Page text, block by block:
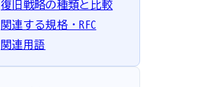
復旧戦略の種類と比較
関連する規格・RFC
関連用語